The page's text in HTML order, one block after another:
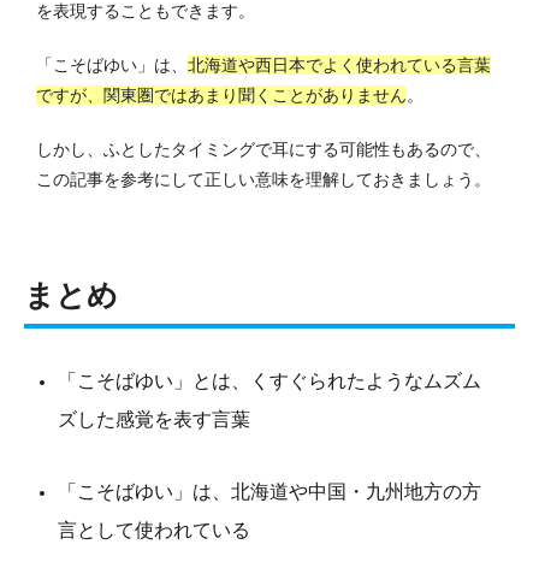
を表現することもできます。
「こそばゆい」は、 北海道や西日本でよく使われている言葉
ですが、関東圏ではあまり聞くことがありません。
しかし、ふとしたタイミングで耳にする可能性もあるので、
この記事を参考にして正しい意味を理解しておきましょう。
まとめ
「こそばゆい」とは、くすぐられたようなムズム
ズした感覚を表す言葉
「こそばゆい」は、北海道や中国・九州地方の方
言として使われている